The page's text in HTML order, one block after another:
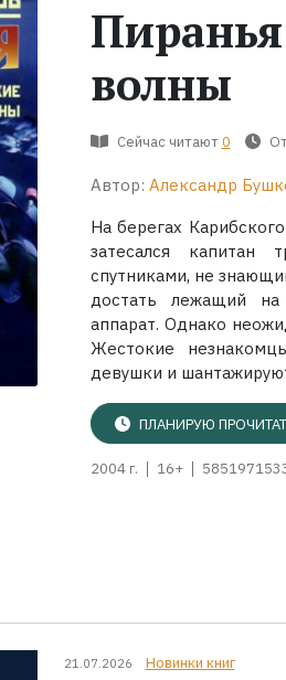
волны
Сейчас читают 0
Автор: Александр
На берегах
затесался капитан
спутниками, не
достать лежащий
аппарат. Однако
Жестокие
девушки и
ПЛАНИРУЮ
2004 г. 16+
21.07.2026 Новинки книг